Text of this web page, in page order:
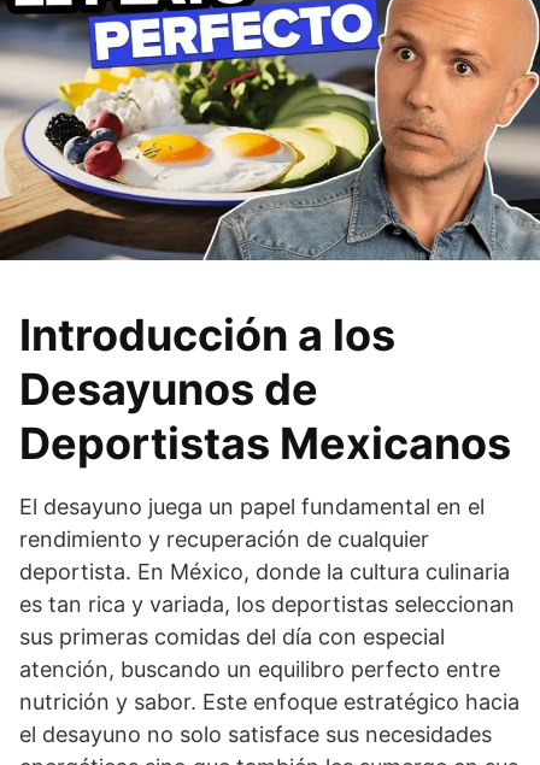
Introducción a los
Desayunos de
Deportistas Mexicanos
El desayuno juega un papel fundamental en el
rendimiento y recuperación de cualquier
deportista. En México, donde la cultura culinaria
es tan rica y variada, los deportistas seleccionan
sus primeras comidas del día con especial
atención, buscando un equilibro perfecto entre
nutrición y sabor. Este enfoque estratégico hacia
el desayuno no solo satisface sus necesidades